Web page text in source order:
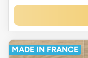
MADE IN FRANCE